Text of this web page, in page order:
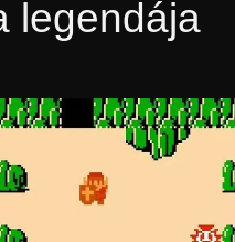
legendája